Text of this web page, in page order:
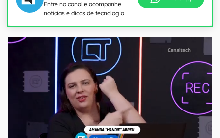
Entre no canal e acompanhe
notícias e dicas de tecnologia